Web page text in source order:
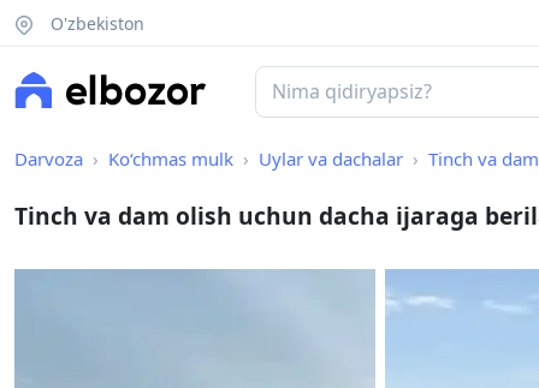
O'zbekiston
Darvoza Ko‘chmas mulk Uylar va dachalar Tinch va
Tinch va dam olish uchun dacha ijaraga